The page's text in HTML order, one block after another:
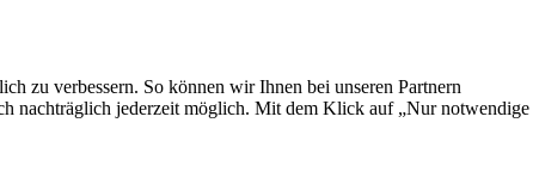
zu verbessern. So können wir Ihnen bei unseren Partnern
nachträglich jederzeit möglich. Mit dem Klick auf „Nur notwendige